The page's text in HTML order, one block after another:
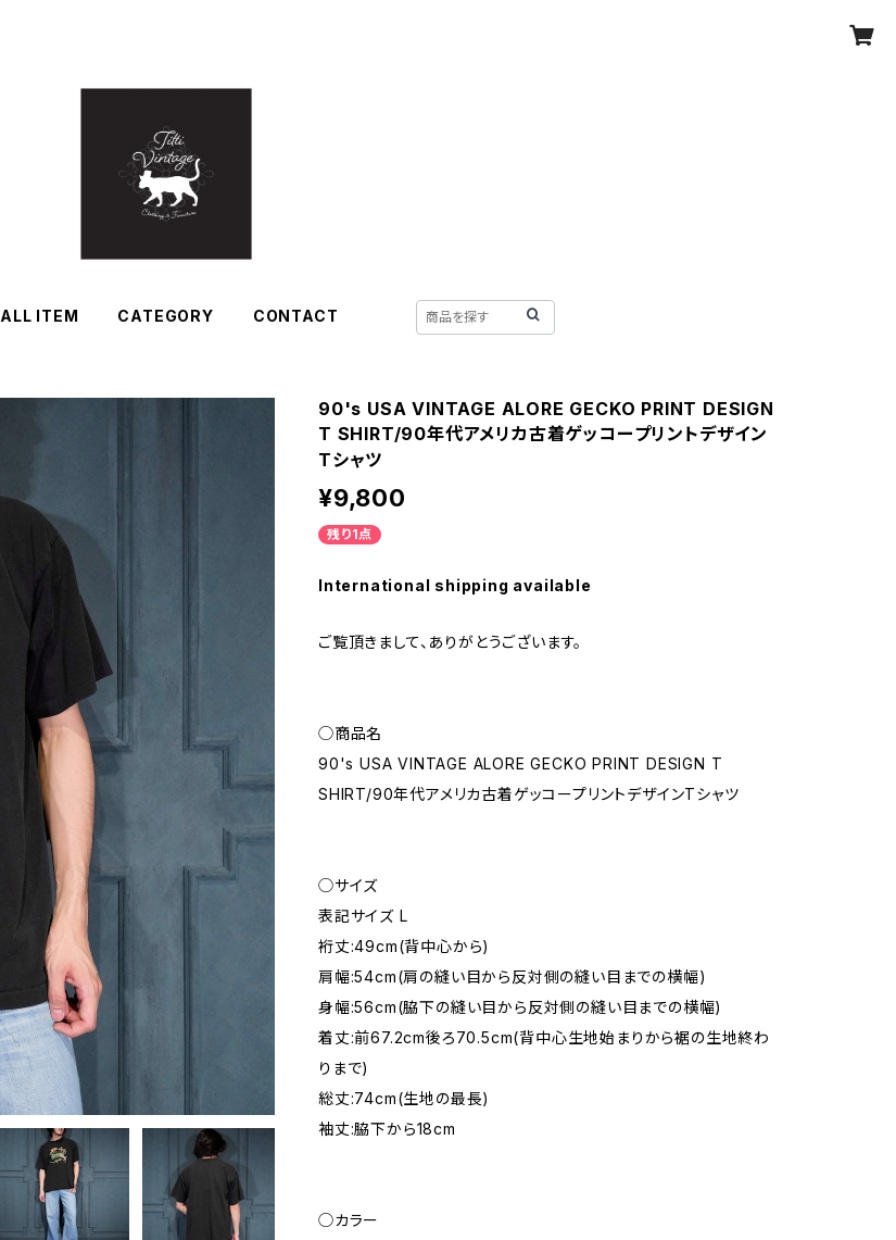
ALL ITEM CATEGORY CONTACT
90's USA VINTAGE ALORE GECKO PRINT DESIGN
T SHIRT/90年代アメリカ古着ゲッコープリントデザイン
Tシャツ
¥9,800
残り1点
International shipping available
ご覧頂きまして、ありがとうございます。
◯商品名
90's USA VINTAGE ALORE GECKO PRINT DESIGN T
SHIRT/90年代アメリカ古着ゲッコープリントデザインTシャツ
◯サイズ
表記サイズ L
裄丈:49cm(背中心から)
肩幅:54cm(肩の縫い目から反対側の縫い目までの横幅)
身幅:56cm(脇下の縫い目から反対側の縫い目までの横幅)
着丈:前67.2cm後ろ70.5cm(背中心生地始まりから裾の生地終わ
りまで)
総丈:74cm(生地の最長)
袖丈:脇下から18cm
◯カラー